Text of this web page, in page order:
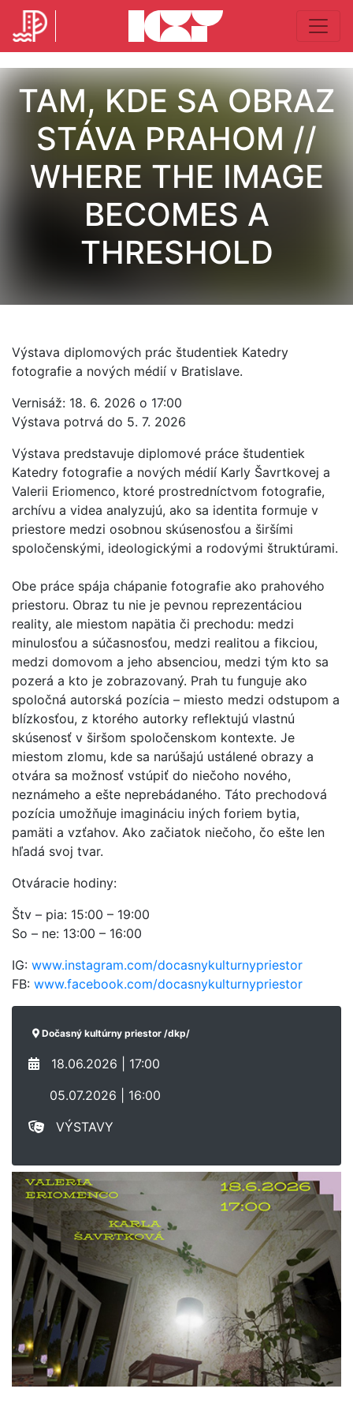
TAM, KDE SA OBRAZ
STÁVA PRAHOM //
WHERE THE IMAGE
BECOMES A
THRESHOLD
Výstava diplomových prác študentiek Katedry
fotografie a nových médií v Bratislave.
Vernisáž: 18. 6. 2026 o 17:00
Výstava potrvá do 5. 7. 2026
Výstava predstavuje diplomové práce študentiek
Katedry fotografie a nových médií Karly Šavrtkovej a
Valerii Eriomenco, ktoré prostredníctvom fotografie,
archívu a videa analyzujú, ako sa identita formuje v
priestore medzi osobnou skúsenosťou a širšími
spoločenskými, ideologickými a rodovými štruktúrami.
Obe práce spája chápanie fotografie ako prahového
priestoru. Obraz tu nie je pevnou reprezentáciou
reality, ale miestom napätia či prechodu: medzi
minulosťou a súčasnosťou, medzi realitou a fikciou,
medzi domovom a jeho absenciou, medzi tým kto sa
pozerá a kto je zobrazovaný. Prah tu funguje ako
spoločná autorská pozícia – miesto medzi odstupom a
blízkosťou, z ktorého autorky reflektujú vlastnú
skúsenosť v širšom spoločenskom kontexte. Je
miestom zlomu, kde sa narúšajú ustálené obrazy a
otvára sa možnosť vstúpiť do niečoho nového,
neznámeho a ešte neprebádaného. Táto prechodová
pozícia umožňuje imagináciu iných foriem bytia,
pamäti a vzťahov. Ako začiatok niečoho, čo ešte len
hľadá svoj tvar.
Otváracie hodiny:
Štv – pia: 15:00 – 19:00
So – ne: 13:00 – 16:00
IG: www.instagram.com/docasnykulturnypriestor
FB: www.facebook.com/docasnykulturnypriestor
Dočasný kultúrny priestor /dkp/
18.06.2026 | 17:00
05.07.2026 | 16:00
VÝSTAVY